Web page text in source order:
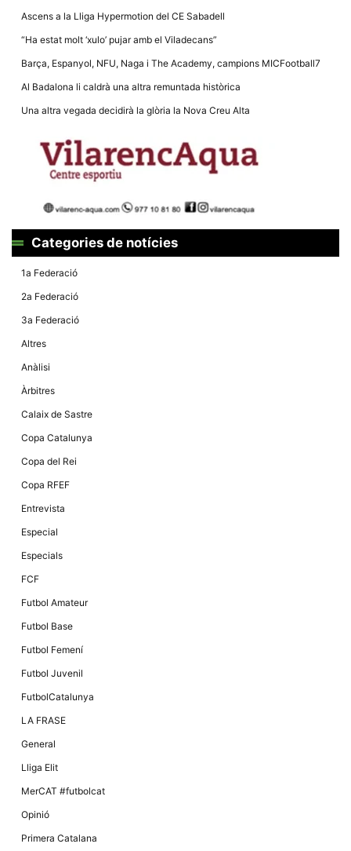
Ascens a la Lliga Hypermotion del CE Sabadell
“Ha estat molt ‘xulo’ pujar amb el Viladecans”
Barça, Espanyol, NFU, Naga i The Academy, campions MICFootball7
Al Badalona li caldrà una altra remuntada històrica
Una altra vegada decidirà la glòria la Nova Creu Alta
Categories de notícies
1a Federació
2a Federació
3a Federació
Altres
Anàlisi
Àrbitres
Calaix de Sastre
Copa Catalunya
Copa del Rei
Copa RFEF
Entrevista
Especial
Especials
FCF
Futbol Amateur
Futbol Base
Futbol Femení
Futbol Juvenil
FutbolCatalunya
LA FRASE
General
Lliga Elit
MerCAT #futbolcat
Opinió
Primera Catalana
dades en el seu
permeten que el
bé com sigui
rebutja
cookies
desapareixeran
del lloc web.
Màrqueting
els teus
comportament